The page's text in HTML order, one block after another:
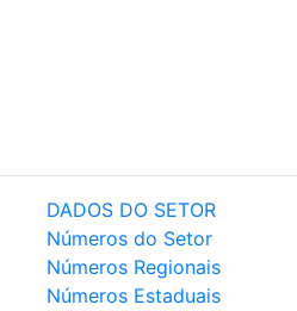
DADOS DO SETOR
Números do Setor
Números Regionais
Números Estaduais